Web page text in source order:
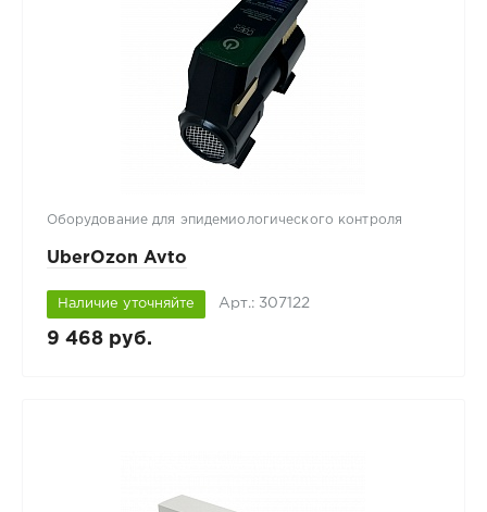
Оборудование для эпидемиологического контроля
UberOzon Avto
Наличие уточняйте Арт.: 307122
9 468 руб.